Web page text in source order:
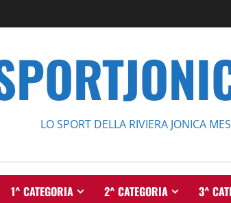
LO SPORT DELLA RIVIERA JONICA
1^ CATEGORIA 2^ CATEGORIA 3^